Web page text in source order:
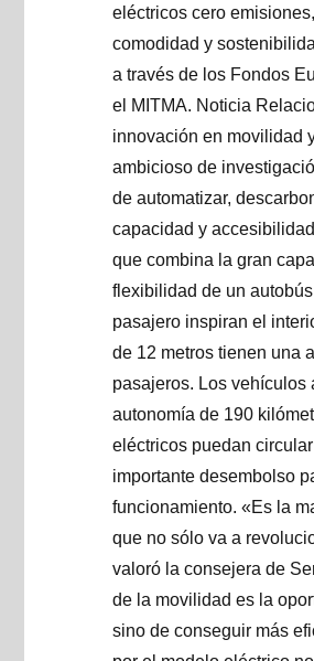
eléctricos cero
comodidad y
a través de los Fondos
el MITMA. Noticia
innovación en movilidad
ambicioso de
de automatizar,
capacidad y
que combina la gran
flexibilidad de un
pasajero inspiran el
de 12 metros tienen una
pasajeros. Los vehículos
autonomía de 190
eléctricos puedan
importante desembolso
funcionamiento. «Es la
que no sólo va a
valoró la consejera de
de la movilidad es la
sino de conseguir más